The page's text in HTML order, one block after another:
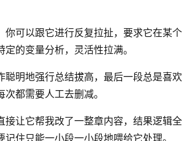
你可以跟它进行反复拉扯，要求它在某个
的变量分析，灵活性拉满。
聪明地强行总结拔高，最后一段总是喜欢
都需要人工去删减。
接让它帮我改了一整章内容，结果逻辑全
记住只能一小段一小段地喂给它处理。